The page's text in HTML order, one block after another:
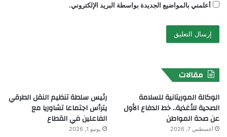
أعلمني بالمواضيع الجديدة بواسطة البريد الإلكتروني.
مقالات
الوكالة الموريتانية للسلامة
الصحية للأغذية.. خط الدفاع الأول
عن صحة المواطن
أغسطس 7, 2026
رئيس سلطة تنظيم النقل الطرقي
يترأس اجتماعا تشاوريا مع
الفاعلين في القطاع
يونيو 1, 2026